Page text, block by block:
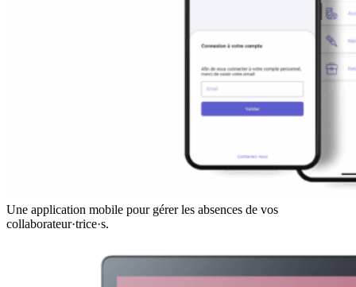
Une application mobile pour gérer les absences de vos
collaborateur·trice·s.